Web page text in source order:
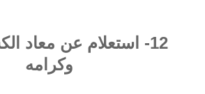
12- استعلام عن معاد
وكرامه